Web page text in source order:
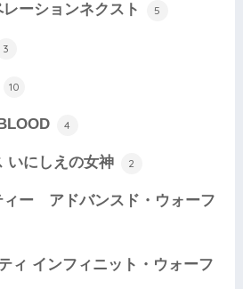
ーションネクスト 5
3
10
4
いにしえの女神 2
ィー アドバンスド・ウォーフ
ィ インフィニット・ウォーフ